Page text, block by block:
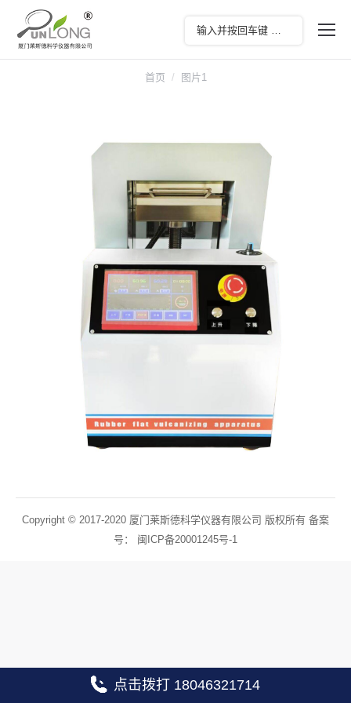
首页 图片1
Copyright © 2017-2020 厦门莱斯德科学仪器有限公司 版权所有 备案
号： 闽ICP备20001245号-1
点击拨打 18046321714